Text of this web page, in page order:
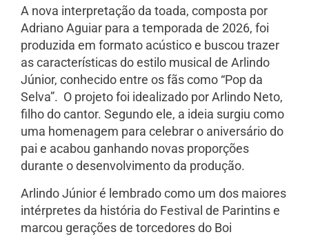
A nova interpretação da toada, composta por
Adriano Aguiar para a temporada de 2026, foi
produzida em formato acústico e buscou trazer
as características do estilo musical de Arlindo
Júnior, conhecido entre os fãs como “Pop da
Selva”. O projeto foi idealizado por Arlindo Neto,
filho do cantor. Segundo ele, a ideia surgiu como
uma homenagem para celebrar o aniversário do
pai e acabou ganhando novas proporções
durante o desenvolvimento da produção.
Arlindo Júnior é lembrado como um dos maiores
intérpretes da história do Festival de Parintins e
marcou gerações de torcedores do Boi